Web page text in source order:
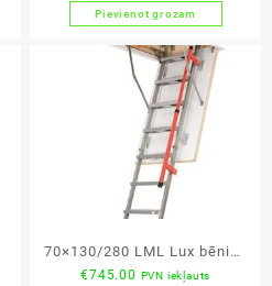
Pievienot grozam
70×130/280 LML Lux bēniņu
kāpnes
€745.00 PVN iekļauts